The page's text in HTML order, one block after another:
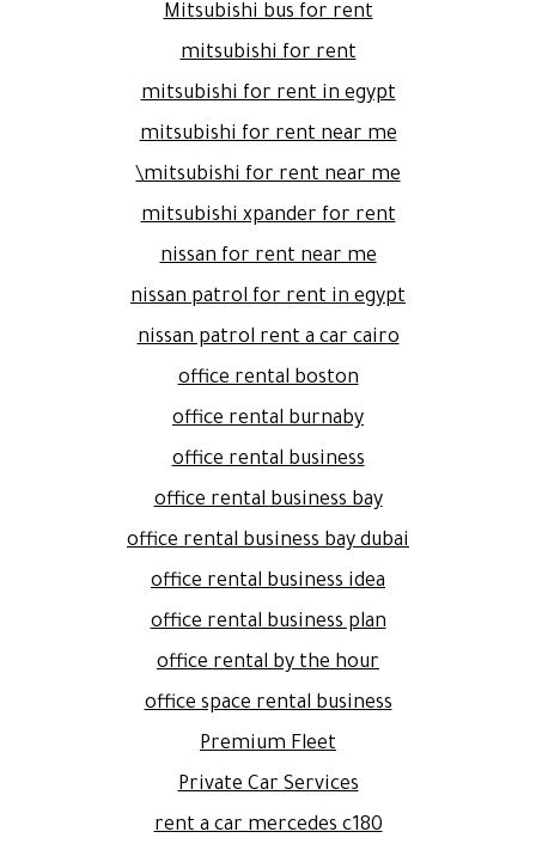
Mitsubishi bus for rent
mitsubishi for rent
mitsubishi for rent in egypt
mitsubishi for rent near me
mitsubishi for rent near me\
mitsubishi xpander for rent
nissan for rent near me
nissan patrol for rent in egypt
nissan patrol rent a car cairo
office rental boston
office rental burnaby
office rental business
office rental business bay
office rental business bay dubai
office rental business idea
office rental business plan
office rental by the hour
office space rental business
Premium Fleet
Private Car Services
rent a car mercedes c180